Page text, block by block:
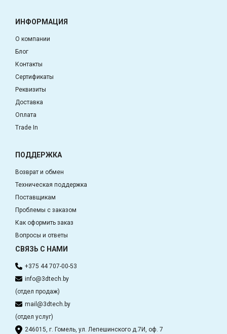
ИНФОРМАЦИЯ
О компании
Блог
Контакты
Сертификаты
Реквизиты
Доставка
Оплата
Trade In
ПОДДЕРЖКА
Возврат и обмен
Техническая поддержка
Поставщикам
Проблемы с заказом
Как оформить заказ
Вопросы и ответы
СВЯЗЬ С НАМИ
+375 44 707-00-53
info@3dtech.by
(отдел продаж)
mail@3dtech.by
(отдел услуг)
246015, г. Гомель, ул. Лепешинского д.7И, оф. 7